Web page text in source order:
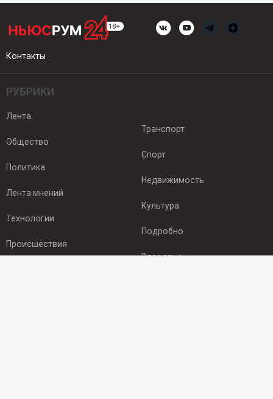
Контакты
РУБРИКИ
Лента
Общество
Политика
Лента мнений
Технологии
Происшествия
Транспорт
Спорт
Недвижимость
Культура
Подробно
Здоровье